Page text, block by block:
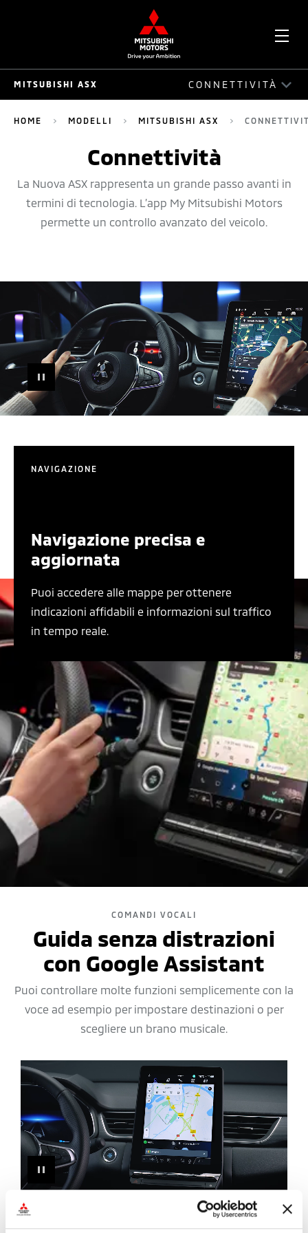
MITSUBISHI ASX CONNETTIVITÀ
INTERNI
ACCESSORI
HOME MODELLI MITSUBISHI ASX
Connettività
La Nuova ASX rappresenta un grande passo avanti in
termini di tecnologia. L’app My Mitsubishi Motors
permette un controllo avanzato del veicolo.
PAUSE
NAVIGAZIONE
Navigazione precisa e
aggiornata
Puoi accedere alle mappe per ottenere
indicazioni affidabili e informazioni sul traffico
in tempo reale.
COMANDI VOCALI
Guida senza distrazioni
con Google Assistant
Puoi controllare molte funzioni semplicemente con la
voce ad esempio per impostare destinazioni o per
scegliere un brano musicale.
PAUSE